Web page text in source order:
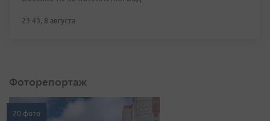
23:43, 8 августа
Фоторепортаж
20 фото